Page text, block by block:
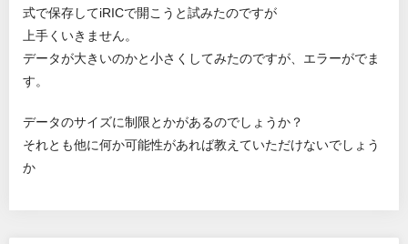
式で保存してiRICで開こうと試みたのですが
上手くいきません。
データが大きいのかと小さくしてみたのですが、エラーがでま
す。
データのサイズに制限とかがあるのでしょうか？
それとも他に何か可能性があれば教えていただけないでしょう
か